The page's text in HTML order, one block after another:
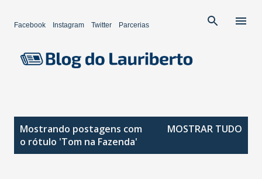
Facebook Instagram Twitter Parcerias
Mostrando postagens com
o rótulo 'Tom na Fazenda'
MOSTRAR TUDO